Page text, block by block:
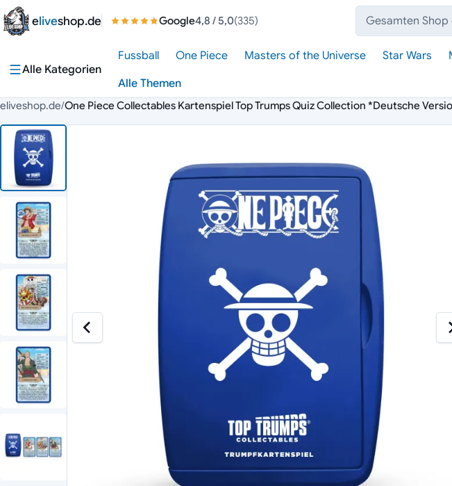
Zum Inhalt springen
eliveshop.de Google4,8 / 5,0(335)
Suche:
Alle Kategorien
Fussball One Piece Masters of the Universe Star Wars
Alle Themen
eliveshop.de/One Piece Collectables Kartenspiel Top Trumps Quiz Collection *Deutsche